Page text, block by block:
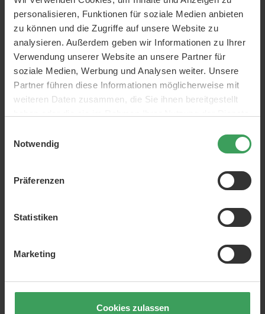
personalisieren, Funktionen für soziale Medien anbieten
zu können und die Zugriffe auf unsere Website zu
analysieren. Außerdem geben wir Informationen zu Ihrer
Verwendung unserer Website an unsere Partner für
soziale Medien, Werbung und Analysen weiter. Unsere
Partner führen diese Informationen möglicherweise mit
weiteren Daten zusammen, die Sie ihnen bereitgestellt
Notwendig
Präferenzen
Statistiken
Marketing
Cookies zulassen
Marken:
Gosh
ÜBER DAS PRODUKT
Ein schnell trocknender und wasserfester Eyeliner mit
einer Haltbarkeit von bis zu 24 Stunden. Das Produkt ist
perfekt für jeden Anlass.
dramatischere
Beginnen Sie entlang des Wimpernkranzes im inneren
Augenwinkel und führen Sie die Bürste entlang des
In einer leichten fließenden Bewegung auftragen.
bekamen sie ein wenig Hilfe von unserem freundlichen